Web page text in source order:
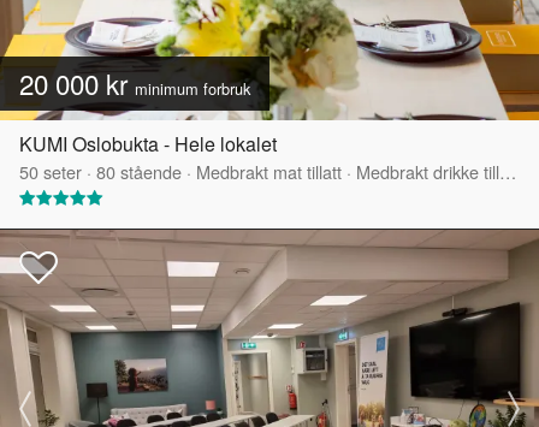
20 000 kr minimum forbruk
KUMI Oslobukta - Hele lokalet
50seter · 80stående · Medbrakt mat tillatt · Medbrakt drikke tillatt